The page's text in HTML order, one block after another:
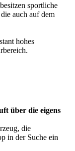
sportliche
auch auf dem
hohes
über die eigens
die
in der Suche ein